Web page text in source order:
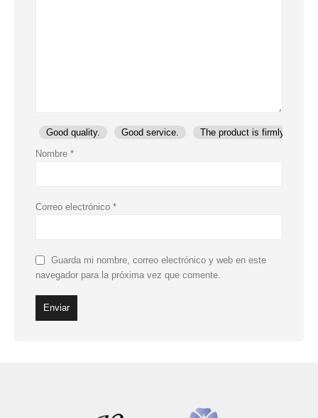
Good quality. Good service.
The product is firmly
Nombre *
Correo electrónico *
Guarda mi nombre, correo electrónico y web en este
navegador para la próxima vez que comente.